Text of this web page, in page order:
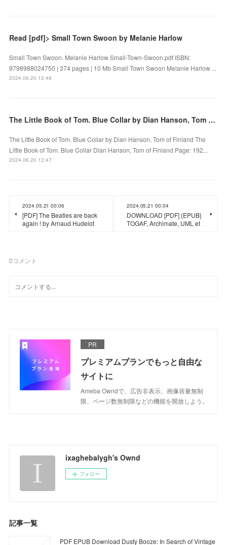
Read [pdf]> Small Town Swoon by Melanie Harlow
Small Town Swoon. Melanie Harlow Small-Town-Swoon.pdf ISBN:
9798988024750 | 374 pages | 10 Mb Small Town Swoon Melanie Harlow ...
2024.06.20 12:48
The Little Book of Tom. Blue Collar by Dian Hanson, Tom of Finland on Ipad
The Little Book of Tom. Blue Collar by Dian Hanson, Tom of Finland The
Little Book of Tom. Blue Collar Dian Hanson, Tom of Finland Page: 192...
2024.06.20 12:47
2024.05.21 00:06
[PDF] The Beatles are back
again ! by Arnaud Hudelot
2024.05.21 00:04
DOWNLOAD [PDF] {EPUB}
TOGAF, Archimate, UML et
0コメント
PR
プレミアムプランでもっと自由な
サイトに
Ameba Owndで、広告非表示、画像容量無制
限、ページ数無制限などの機能を開放しよう。
ixaghebalygh's Ownd
フォロー
記事一覧
PDF EPUB Download Dusty Booze: In Search of Vintage